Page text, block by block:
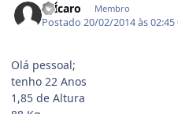
N.Ícaro Membro
Postado20/02/2014 às 02:45
Olá pessoal;
tenho 22 Anos
1,85 de Altura